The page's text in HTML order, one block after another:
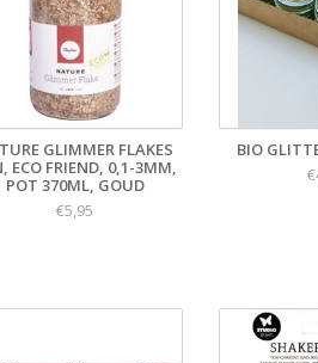
GLIMMER FLAKES
ECO FRIEND, 0,1-3MM,
POT 370ML, GOUD
€5,95
BIO